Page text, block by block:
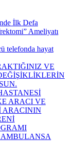
İlk Defa
Ameliyatı
telefonda hayat
VE
ARACI VE
ARACININ